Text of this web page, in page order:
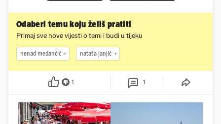
Odaberi temu koju želiš pratiti
Primaj sve nove vijesti o temi i budi u tijeku
nenad medančić nataša janjić
1 1